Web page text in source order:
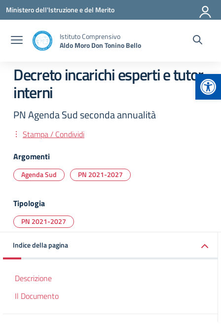
Vai ai contenuti
Vai al menu di navigazione
Vai al footer
Ministero dell'Istruzione e del Merito
Istituto Comprensivo
Aldo Moro Don Tonino Bello
Decreto incarichi esperti e tutor
interni
PN Agenda Sud seconda annualità
Stampa / Condividi
Argomenti
Agenda Sud PN 2021-2027
Tipologia
PN 2021-2027
Indice della pagina
Descrizione
Il Documento